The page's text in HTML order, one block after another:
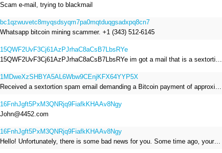
Scam e-mail, trying to blackmail
bc1qzwuvetc8myqsdsyqm7pa0mqtduqgsadxpq8cn7
Whatsapp bitcoin mining scammer. +1 (343) 512-6145
15QWF2UvF3Cj61AzPJrhaC8aCsB7LbsRYe
15QWF2UvF3Cj61AzPJrhaC8aCsB7LbsRYe im got a mail that is a sextortion spam , he saying im have a R.A.T and need to pay 800$
1MDweXzSHBYA5AL6Wbw9CEnjKFX64YYP5X
Received a sextortion spam email demanding a Bitcoin payment of approximately JPY 200,000. The sender falsely claimed to have hacked my devices, recorded me through my webcam, and threatened to release videos unless I paid. This Bitcoin address was provided as the payment address. No payment was made.
16FnhJgft5PxM3QNRjq9FiafkKHAAv8Ngy
John@4452.com
16FnhJgft5PxM3QNRjq9FiafkKHAAv8Ngy
Hello! Unfortunately, there is some bad news for you. Some time ago, your device was infected with my private Trojan, R.A.T. (Remote Administration Tool). If you want to find out more about it, simply use Google. My Trojan allowed me to access your files, accounts, and your camera. Check the sender of this email; I have sent it from your email account. I RECORDED YOU MASTURBATING THROUGH YOUR CAMERA! If you still doubt my serious intentions, it only takes a couple of mouse clicks to share the video of you masturbating with your family, friends, relatives, all email contacts, on social networks, and the darknet. After that, I removed my malware to leave no traces. To ensure you read this email, you will receive it multiple times. All you need is $1400 USD in Bitcoin (BTC), transferred to my wallet address. After the transaction is successful, I will proceed to delete everything. You can purchase Bitcoin (BTC) from reputable exchanges here: http://www.coinbase.com - Payment options: Credit/Debit Cards, Bank Transfers, PayPal (in some regions). http://www.binance.com - Payment options: Credit/Debit Cards, Bank Transfers, P2P trading, third-party payment providers, and gift cards. http://www.bitrefill.com - Payment options: Paysafecard, credit/debit cards, crypto, bank transfer, and other gift cards. http://www.crypto.com - Payment options: Credit/Debit Cards, Bank Transfers, Apple Pay, Google Pay, and more. http://www.etoro.com - Payment options: Credit/Debit Cards, Bank Transfers, PayPal. Alternatively, simply Google for other exchanges. Once purchased, you can send the Bitcoin (BTC) directly to my wallet address or use a wallet application such as Atomic Wallet or Exodus Wallet to manage your transactions. My Bitcoin (BTC) wallet address is: 16FnhJgft5PxM3QNRjq9FiafkKHAAv8Ngy Yes, that's how the wallet address looks. Copy and paste my wallet address; it's case-sensitive. A piece of advice from me: regularly change all your passwords and update your device with the latest security patches.